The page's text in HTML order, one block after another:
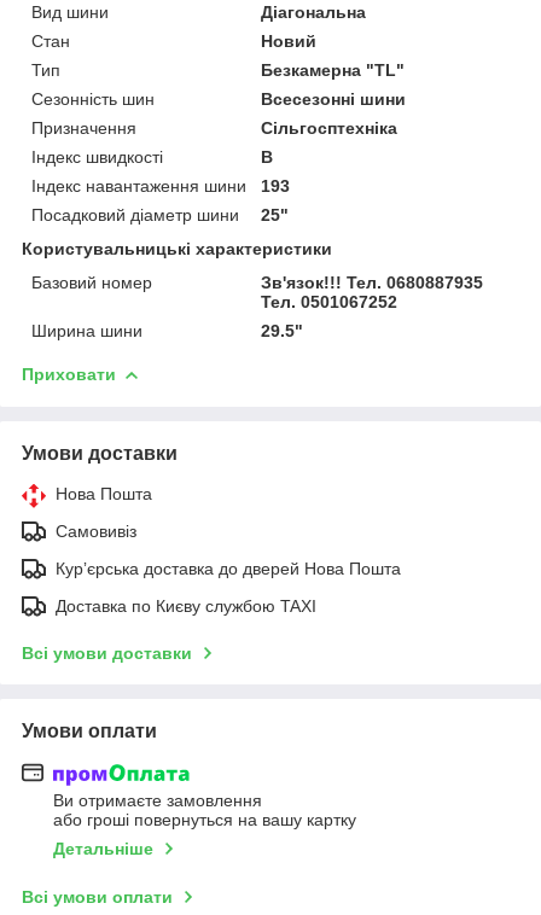
Вид шини
Діагональна
Стан
Новий
Тип
Безкамерна "TL"
Сезонність шин
Всесезонні шини
Призначення
Сільгосптехніка
Індекс швидкості
B
Індекс навантаження шини
193
Посадковий діаметр шини
25"
Користувальницькі характеристики
Базовий номер
Зв'язок!!! Тел. 0680887935
Тел. 0501067252
Ширина шини
29.5"
Приховати
Умови доставки
Нова Пошта
Самовивіз
Курʼєрська доставка до дверей Нова Пошта
Доставка по Києву службою TAXI
Всі умови доставки
Умови оплати
Ви отримаєте замовлення
або гроші повернуться на вашу картку
Детальніше
Всі умови оплати